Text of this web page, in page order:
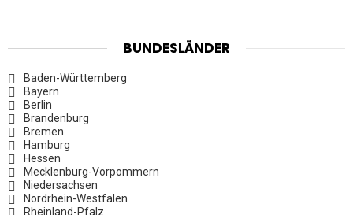
BUNDESLÄNDER
Baden-Württemberg
Bayern
Berlin
Brandenburg
Bremen
Hamburg
Hessen
Mecklenburg-Vorpommern
Niedersachsen
Nordrhein-Westfalen
Rheinland-Pfalz